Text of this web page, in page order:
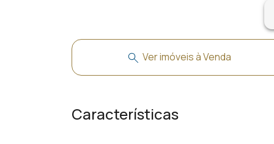
Ver imóveis à Venda
Características